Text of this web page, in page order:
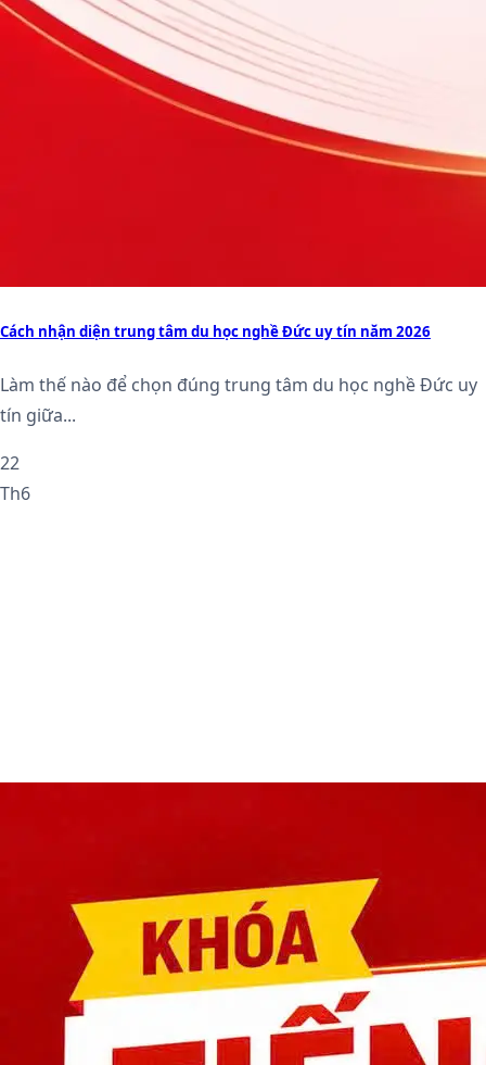
Cách nhận diện trung tâm du học nghề Đức uy tín năm 2026
Làm thế nào để chọn đúng trung tâm du học nghề Đức uy
tín giữa...
22
Th6